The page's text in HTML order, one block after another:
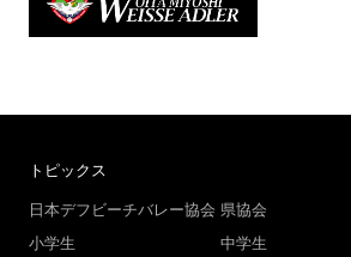
トピックス
日本デフビーチバレー協会 県協会
小学生
中学生